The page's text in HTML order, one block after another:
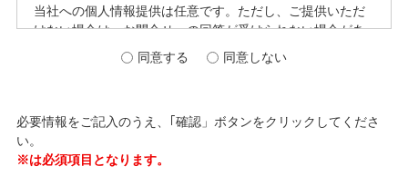
当社への個人情報提供は任意です。ただし、ご提供いただ
けない場合は、お問合せへの回答が受けられない場合があ
示、内容の訂正、追加又は削除、利用の停止、消去、第三
できます。
同意する 同意しない
必要情報をご記入のうえ、｢確認」ボタンをクリックしてくださ
い。
※は必須項目となります。